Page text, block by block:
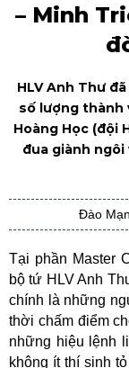
– Minh
HLV Anh Thư
số lượng thành
Hoàng Học (đội
đua giành ngôi
Đào
Tại phần Master
bộ tứ HLV Anh
chính là những
thời chấm điểm
những hiệu lệnh
không ít thí sinh